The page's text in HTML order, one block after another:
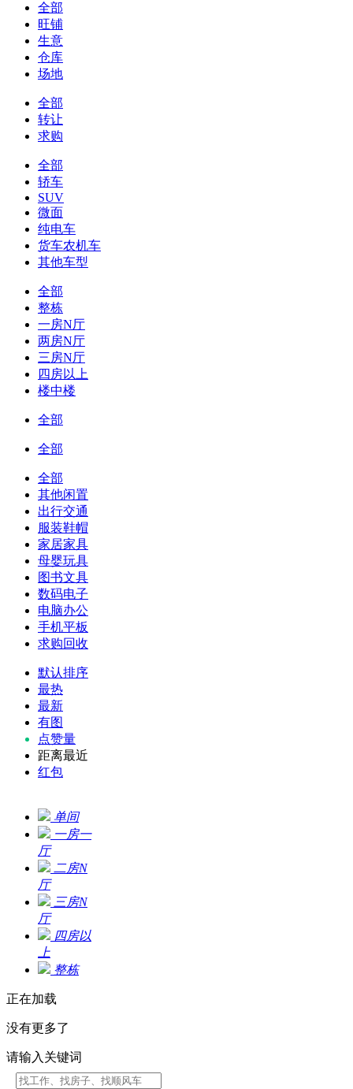
全部
旺铺
生意
仓库
场地
全部
转让
求购
全部
轿车
SUV
微面
纯电车
货车农机车
其他车型
全部
整栋
一房N厅
两房N厅
三房N厅
四房以上
楼中楼
全部
全部
全部
其他闲置
出行交通
服装鞋帽
家居家具
母婴玩具
图书文具
数码电子
电脑办公
手机平板
求购回收
默认排序
最热
最新
有图
点赞量
距离最近
红包
单间
一房一
厅
二房N
厅
三房N
厅
四房以
上
整栋
正在加载
没有更多了
请输入关键词